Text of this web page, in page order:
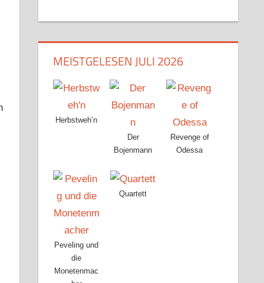
MEISTGELESEN JULI 2026
Herbstweh’n
Der
Bojenmann
Revenge of
Odessa
Peveling und
die
Monetenmac
Quartett